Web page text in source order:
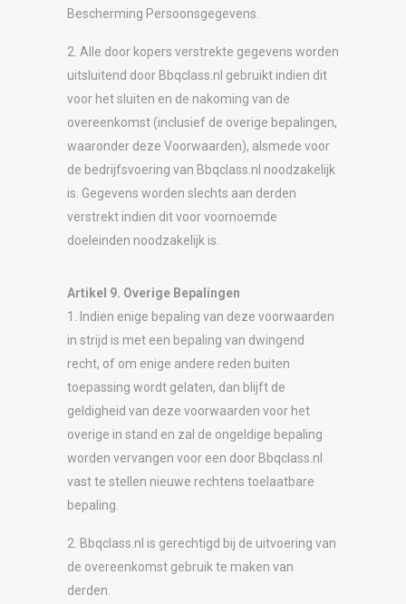
Bescherming Persoonsgegevens.
2. Alle door kopers verstrekte gegevens worden
uitsluitend door Bbqclass.nl gebruikt indien dit
voor het sluiten en de nakoming van de
overeenkomst (inclusief de overige bepalingen,
waaronder deze Voorwaarden), alsmede voor
de bedrijfsvoering van Bbqclass.nl noodzakelijk
is. Gegevens worden slechts aan derden
verstrekt indien dit voor voornoemde
doeleinden noodzakelijk is.
Artikel 9. Overige Bepalingen
1. Indien enige bepaling van deze voorwaarden
in strijd is met een bepaling van dwingend
recht, of om enige andere reden buiten
toepassing wordt gelaten, dan blijft de
geldigheid van deze voorwaarden voor het
overige in stand en zal de ongeldige bepaling
worden vervangen voor een door Bbqclass.nl
vast te stellen nieuwe rechtens toelaatbare
bepaling.
2. Bbqclass.nl is gerechtigd bij de uitvoering van
de overeenkomst gebruik te maken van
derden.